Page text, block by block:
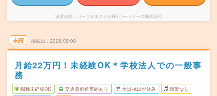
派遣会社 パーソルエクセルHRパートナーズ株式会社
未読 掲載日 2026/08/08
月給22万円！未経験OK＊学校法人での一般事
務
職種未経験OK 交通費別途支給あり 土日祝日が休み 残業なし